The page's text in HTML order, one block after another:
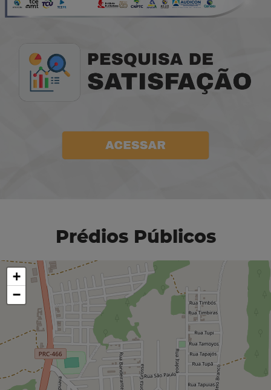
Prédios Públicos
+
−